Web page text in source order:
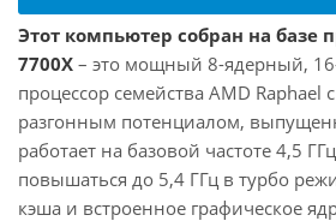
Этот компьютер собран на базе
7700X – это мощный 8-ядерный,
процессор семейства AMD Raphael
разгонным потенциалом,
работает на базовой частоте 4,5
повышаться до 5,4 ГГц в турбо
кэша и встроенное графическое